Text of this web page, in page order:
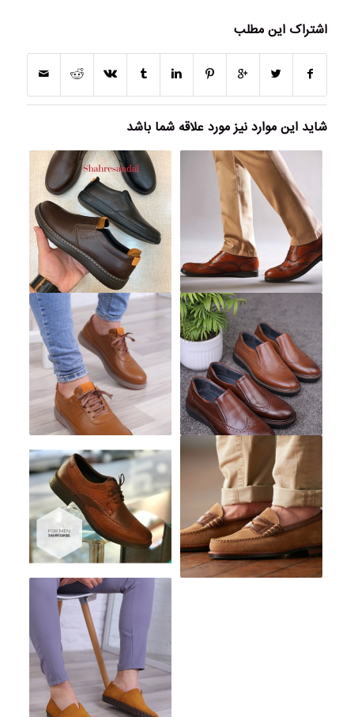
اشتراک این مطلب
شاید این موارد نیز مورد علاقه شما باشد